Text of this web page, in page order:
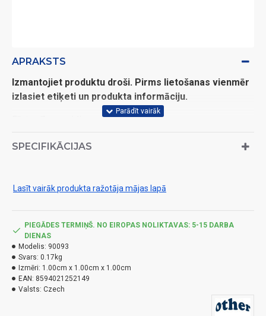
APRAKSTS
Izmantojiet produktu droši. Pirms lietošanas vienmēr
izlasiet etiķeti un produkta informāciju.
H317 Var izraisīt alerģisku ādas reakciju.
SPECIFIKĀCIJAS
Lasīt vairāk produkta ražotāja mājas lapā
PIEGĀDES TERMIŅŠ. NO EIROPAS NOLIKTAVAS: 5-15 DARBA
DIENAS
Modelis: 90093
Svars: 0.17kg
Izmēri: 1.00cm x 1.00cm x 1.00cm
EAN: 8594021252149
Valsts: Czech